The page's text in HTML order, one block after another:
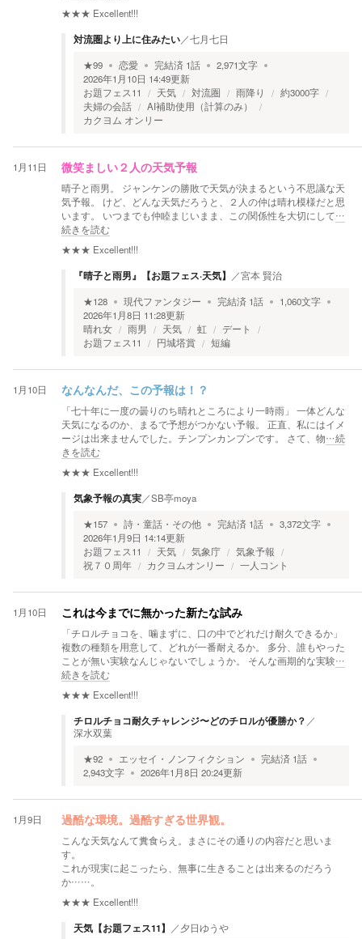
★★★ Excellent!!!
対流圏より上に住みたい／七月七日
★99 恋愛 完結済 1話 2,971文字
2026年1月10日 14:49更新
お題フェス11
天気 対流圏 雨降り
約3000字
夫婦の会話
AI補助使用（計算のみ）
カクヨム オンリー
1月11日 微笑ましい２人の天気予報
晴子と雨男。 ジャンケンの勝敗で天気が決まるという不思議な天
気予報。 けど、どんな天気だろうと、２人の仲は晴れ模様だと思
います。 いつまでも仲睦まじいまま、この関係性を大切にして…
続きを読む
★★★ Excellent!!!
『晴子と雨男』【お題フェス·天気】 ／宮本 賢治
★128 現代ファンタジー 完結済 1話 1,060文字
2026年1月8日 11:28更新
晴れ女
雨男 天気 虹
デート
お題フェス11
円城塔賞 短編
1月10日 なんなんだ、この予報は！？
「七十年に一度の曇りのち晴れところにより一時雨」 一体どんな
天気になるのか、まるで予想がつかない予報。 正直、私にはイメ
ージは出来ませんでした。チンプンカンプンです。 さて、物…続
きを読む
★★★ Excellent!!!
気象予報の真実／SB亭moya
★157 詩・童話・その他 完結済 1話 3,372文字
2026年1月9日 14:14更新
お題フェス11
天気 気象庁
気象予報
祝７０周年
カクヨムオンリー 一人コント
1月10日 これは今までに無かった新たな試み
「チロルチョコを、噛まずに、口の中でどれだけ耐久できるか」
複数の種類を用意して、どれが一番耐えるか。 多分、誰もやった
ことが無い実験なんじゃないでしょうか。 そんな画期的な実験…
続きを読む
★★★ Excellent!!!
チロルチョコ耐久チャレンジ〜どのチロルが優勝か？ ／
深水双葉
★92 エッセイ・ノンフィクション 完結済 1話
2,943文字 2026年1月8日 20:24更新
1月9日 過酷な環境。過酷すぎる世界観。
こんな天気なんて糞食らえ。まさにその通りの内容だと思いま
す。
これが現実に起こったら、無事に生きることは出来るのだろう
か……。
★★★ Excellent!!!
天気【お題フェス11】 ／夕日ゆうや